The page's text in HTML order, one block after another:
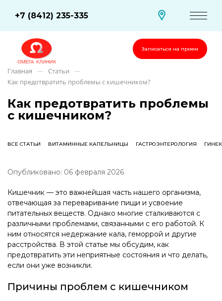
Записаться на прием
+7 (8412) 235-335
Главная — Статьи —
Как предотвратить проблемы с кишечником?
Как предотвратить проблемы
с кишечником?
ВСЕ СТАТЬИ ВИТАМИННЫЕ КАПЕЛЬНИЦЫ ГАСТРОЭНТЕРОЛОГИЯ
Опубликовано: 06 февраля 2026
Кишечник — это важнейшая часть нашего организма,
отвечающая за переваривание пищи и усвоение
питательных веществ. Однако многие сталкиваются с
различными проблемами, связанными с его работой. К
ним относятся недержание кала, геморрой и другие
расстройства. В этой статье мы обсудим, как
предотвратить эти неприятные состояния и что делать,
если они уже возникли.
Причины проблем с кишечником